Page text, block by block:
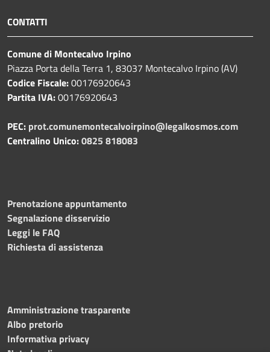
CONTATTI
Comune di Montecalvo Irpino
Piazza Porta della Terra 1, 83037 Montecalvo Irpino (AV)
Codice Fiscale:00176920643
Partita IVA:00176920643
PEC: prot.comunemontecalvoirpino@legalkosmos.com
Centralino Unico:0825 818083
Prenotazione appuntamento
Segnalazione disservizio
Leggi le FAQ
Richiesta di assistenza
Amministrazione trasparente
Albo pretorio
Informativa privacy